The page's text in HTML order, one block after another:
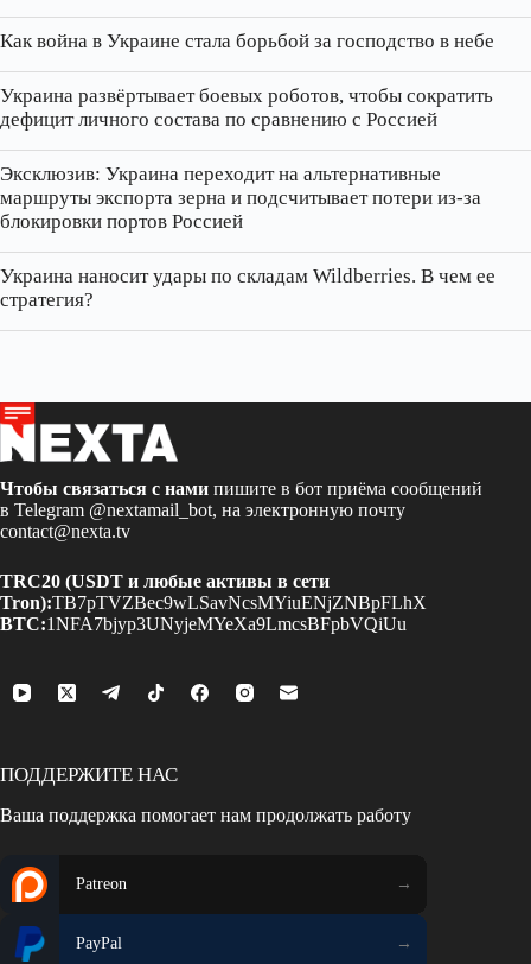
Как война в Украине стала борьбой за господство в небе
Украина развёртывает боевых роботов, чтобы сократить
дефицит личного состава по сравнению с Россией
Эксклюзив: Украина переходит на альтернативные
маршруты экспорта зерна и подсчитывает потери из‑за
блокировки портов Россией
Украина наносит удары по складам Wildberries. В чем ее
стратегия?
Чтобы связаться с нами пишите в бот приёма сообщений
в Telegram @nextamail_bot, на электронную почту
contact@nexta.tv
TRC20 (USDT и любые активы в сети
Tron):TB7pTVZBec9wLSavNcsMYiuENjZNBpFLhX
BTC:1NFA7bjyp3UNyjeMYeXa9LmcsBFpbVQiUu
ПОДДЕРЖИТЕ НАС
Ваша поддержка помогает нам продолжать работу
Patreon
PayPal